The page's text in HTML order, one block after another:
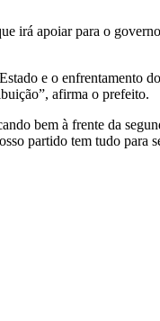
irá apoiar para o
e o enfrentamento
afirma o prefeito.
bem à frente da
partido tem tudo para